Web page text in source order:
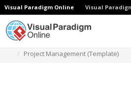
Visual Paradigm Online Visual
Project Management (Template)